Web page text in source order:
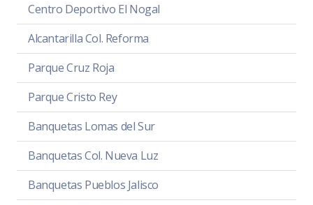
Centro Deportivo El Nogal
Alcantarilla Col. Reforma
Parque Cruz Roja
Parque Cristo Rey
Banquetas Lomas del Sur
Banquetas Col. Nueva Luz
Banquetas Pueblos Jalisco